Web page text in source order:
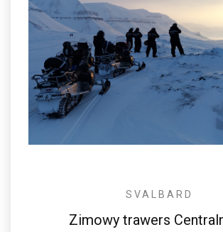
SVALBARD
Zimowy trawers